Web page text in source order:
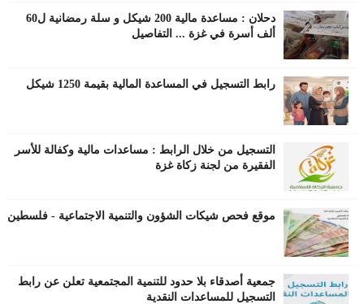
دحلان : مساعدة مالية 200 شيكل و سلة رمضانية ل60
ألف أسرة في غزة ... التفاصيل
رابط التسجيل في المساعدة المالية بقيمة 1250 شيكل
التسجيل من خلال الرابط : مساعدات مالية وكفالة للأسر
الفقيرة من لجنة زكاة غزة
موقع فحص شيكات الشؤون والتنمية الاجتماعية - فلسطين
جمعية أصدقاء بلا حدود للتنمية المجتمعية تعلن عن رابط
التسجيل للمساعدات النقدية